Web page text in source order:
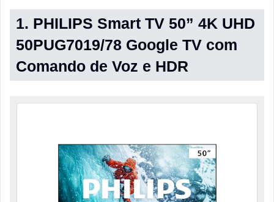
1. PHILIPS Smart TV 50” 4K UHD
50PUG7019/78 Google TV com
Comando de Voz e HDR